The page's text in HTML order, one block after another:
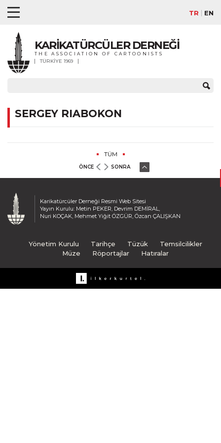
TR EN
KARİKATÜRCÜLER DERNEĞİ
THE ASSOCIATION OF CARTOONISTS
TÜRKİYE 1969
SERGEY RIABOKON
TÜM
ÖNCE SONRA
Karikatürcüler Derneği Resmi Web Sitesi
Yayın Kurulu: Metin PEKER, Devrim DEMİRAL,
Nuri KOÇAK, Mehmet Yiğit ÖZGÜR, Özcan ÇALIŞKAN
Yönetim Kurulu Tarihçe Tüzük
Temsilcilikler
Müze
Röportajlar Hatıralar